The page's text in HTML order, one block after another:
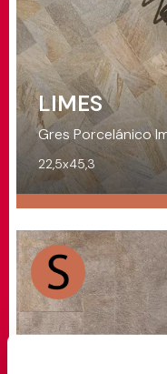
LIMES
Gres Porcelánico
22,5x45,3